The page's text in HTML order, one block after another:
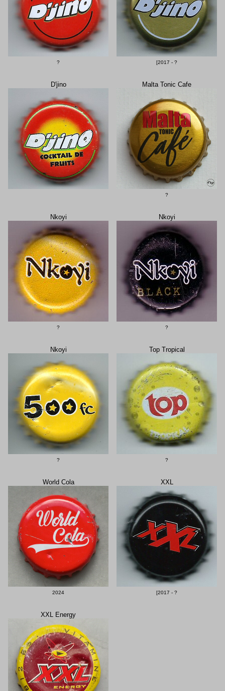
? [2017 - ?
D'jino Malta Tonic Cafe
?
Nkoyi
?
Nkoyi
?
Nkoyi
?
Top Tropical
?
World Cola
2024
XXL
[2017 - ?
XXL Energy